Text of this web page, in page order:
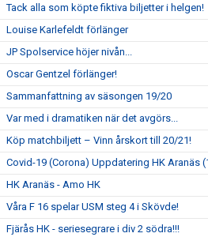
Tack alla som köpte fiktiva biljetter i helgen!
Louise Karlefeldt förlänger
JP Spolservice höjer nivån...
Oscar Gentzel förlänger!
Sammanfattning av säsongen 19/20
Var med i dramatiken när det avgörs...
Köp matchbiljett – Vinn årskort till 20/21!
Covid-19 (Corona) Uppdatering HK Aranäs
HK Aranäs - Amo HK
Våra F 16 spelar USM steg 4 i Skövde!
Fjärås HK - seriesegrare i div 2 södra!!!